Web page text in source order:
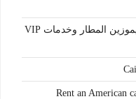
ايجار مرسيدس V_Class في مصر: ليموزين المطار وخدمات VIP
Rent an American